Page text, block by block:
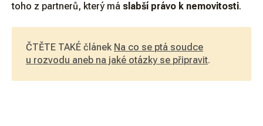
toho z partnerů, který má slabší právo k nemovitosti.
ČTĚTE TAKÉ článek Na co se ptá soudce
u rozvodu aneb na jaké otázky se připravit.